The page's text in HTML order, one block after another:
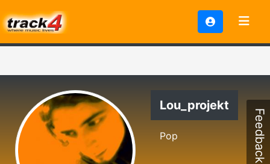
Lou_projekt
Pop Feedback